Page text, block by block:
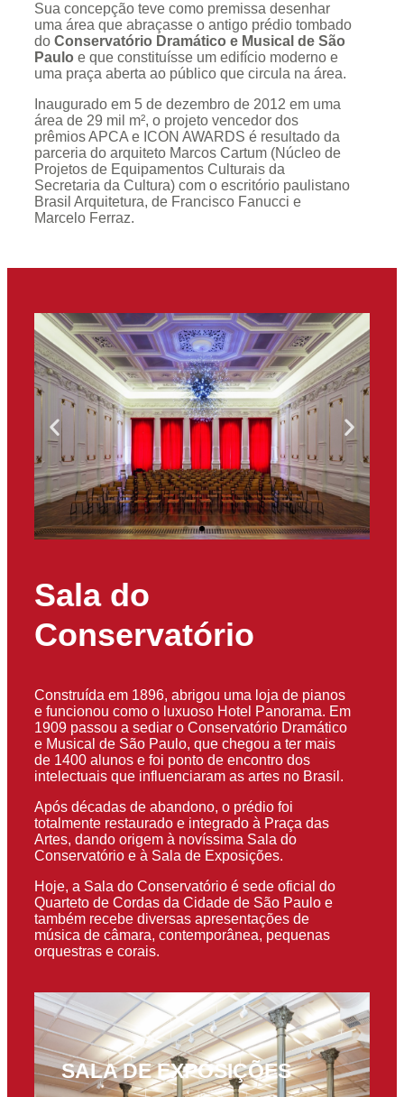
Sua concepção teve como premissa desenhar
uma área que abraçasse o antigo prédio tombado
do Conservatório Dramático e Musical de São
Paulo e que constituísse um edifício moderno e
uma praça aberta ao público que circula na área.
Inaugurado em 5 de dezembro de 2012 em uma
área de 29 mil m², o projeto vencedor dos
prêmios APCA e ICON AWARDS é resultado da
parceria do arquiteto Marcos Cartum (Núcleo de
Projetos de Equipamentos Culturais da
Secretaria da Cultura) com o escritório paulistano
Brasil Arquitetura, de Francisco Fanucci e
Marcelo Ferraz.
Sala do
Conservatório
Construída em 1896, abrigou uma loja de pianos
e funcionou como o luxuoso Hotel Panorama. Em
1909 passou a sediar o Conservatório Dramático
e Musical de São Paulo, que chegou a ter mais
de 1400 alunos e foi ponto de encontro dos
intelectuais que influenciaram as artes no Brasil.
Após décadas de abandono, o prédio foi
totalmente restaurado e integrado à Praça das
Artes, dando origem à novíssima Sala do
Conservatório e à Sala de Exposições.
Hoje, a Sala do Conservatório é sede oficial do
Quarteto de Cordas da Cidade de São Paulo e
também recebe diversas apresentações de
música de câmara, contemporânea, pequenas
orquestras e corais.
SALA DE EXPOSIÇÕES